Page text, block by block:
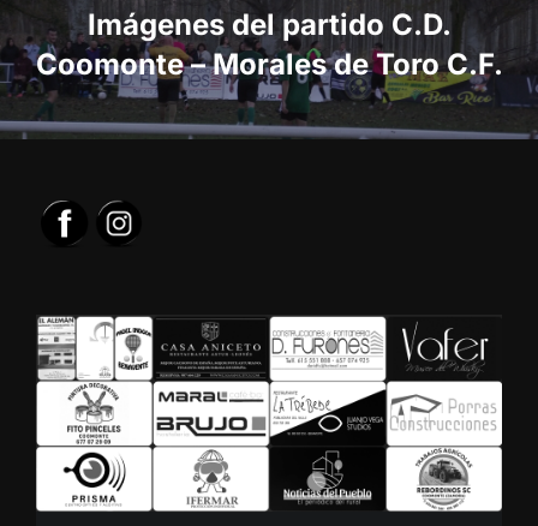
entradasImágenes del partido C.D.
Coomonte – Morales de Toro C.F.